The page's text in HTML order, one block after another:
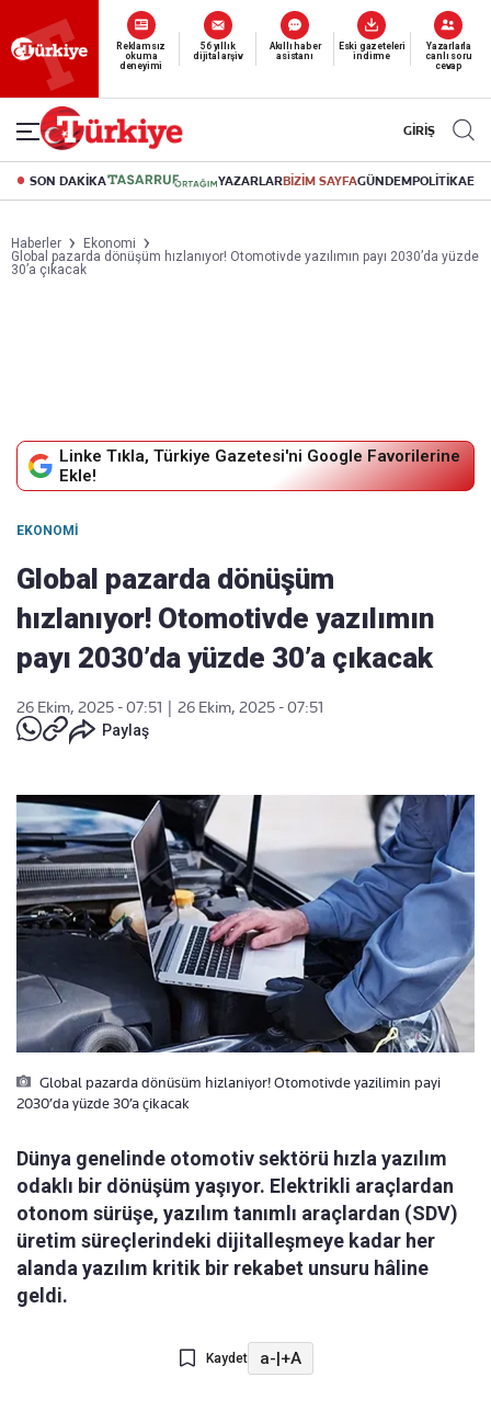
Yeni nesil dijital
abonelik 19 TL’den başlayan fiyatlarla.
GİRİŞ
SON DAKİKA YAZARLARBİZİM SAYFAGÜNDEMPOLİTİKA
Haberler
Ekonomi
Global pazarda dönüşüm hızlanıyor! Otomotivde yazılımın payı 2030’da yüzde
30’a çıkacak
Linke Tıkla, Türkiye Gazetesi'ni Google Favorilerine
Ekle!
EKONOMI
Global pazarda dönüşüm
hızlanıyor! Otomotivde yazılımın
payı 2030’da yüzde 30’a çıkacak
26 Ekim, 2025 - 07:51
26 Ekim, 2025 - 07:51
Paylaş
Global pazarda dönüsüm hizlaniyor! Otomotivde yazilimin payi
2030’da yüzde 30’a çikacak
Dünya genelinde otomotiv sektörü hızla yazılım
odaklı bir dönüşüm yaşıyor. Elektrikli araçlardan
otonom sürüşe, yazılım tanımlı araçlardan (SDV)
üretim süreçlerindeki dijitalleşmeye kadar her
alanda yazılım kritik bir rekabet unsuru hâline
geldi.
Kaydet a-|+A